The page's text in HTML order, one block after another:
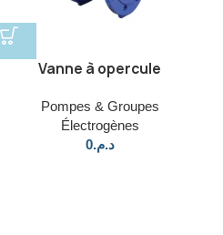
Vanne à opercule
Pompes & Groupes
Électrogènes
د.م.0